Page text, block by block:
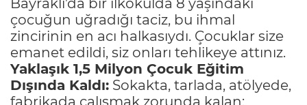
çocuğun uğradığı taciz, bu ihmal
zincirinin en acı halkasıydı. Çocuklar size
emanet edildi, siz onları tehlikeye attınız.
Yaklaşık 1,5 Milyon Çocuk Eğitim
Dışında Kaldı: Sokakta, tarlada, atölyede,
fabrikada çalışmak zorunda kalan;